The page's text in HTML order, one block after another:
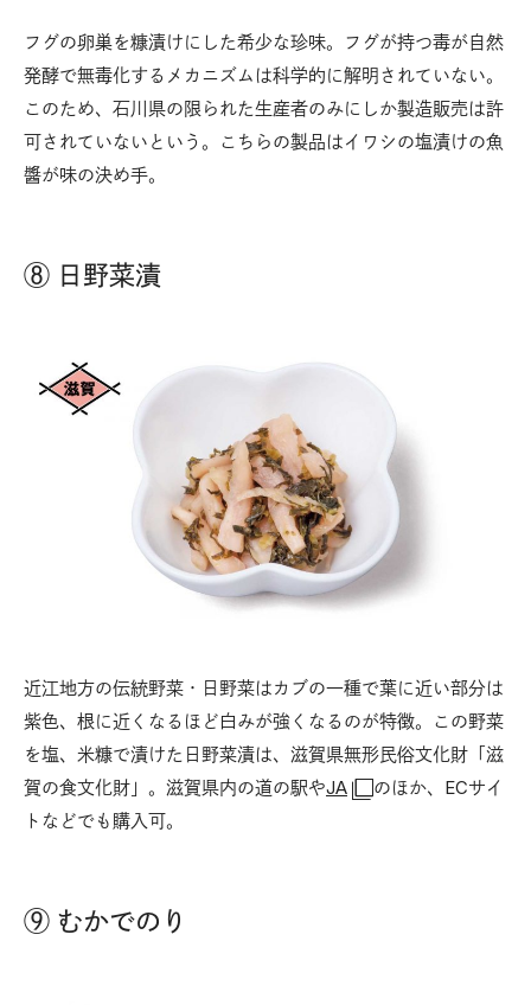
フグの卵巣を糠漬けにした希少な珍味。フグが持つ毒が自然
発酵で無毒化するメカニズムは科学的に解明されていない。
このため、石川県の限られた生産者のみにしか製造販売は許
可されていないという。こちらの製品はイワシの塩漬けの魚
醬が味の決め手。
⑧ 日野菜漬
近江地方の伝統野菜・日野菜はカブの一種で葉に近い部分は
紫色、根に近くなるほど白みが強くなるのが特徴。この野菜
を塩、米糠で漬けた日野菜漬は、滋賀県無形民俗文化財「滋
賀の食文化財」。滋賀県内の道の駅やJA
のほか、ECサイ
トなどでも購入可。
⑨ むかでのり